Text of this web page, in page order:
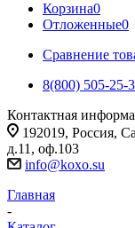
Корзина0
Отложенные0
Сравнение
8(800) 505-25-
Контактная
192019, Россия,
д.11, оф.103
info@koxo.su
Главная
-